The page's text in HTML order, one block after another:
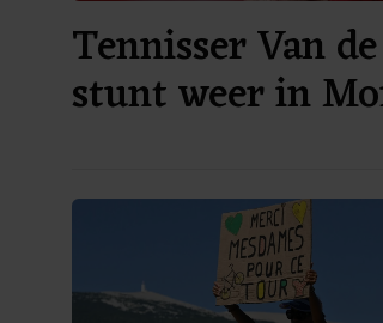
Tennisser Van
stunt weer in